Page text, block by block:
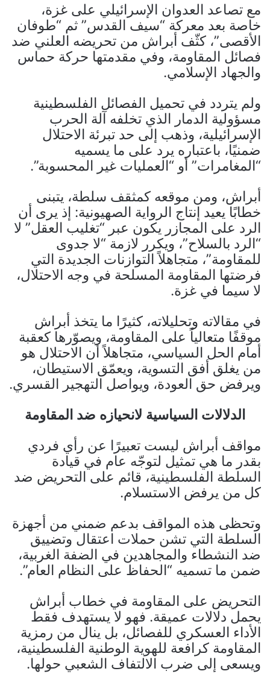
مع تصاعد العدوان الإسرائيلي على غزة،
خاصة بعد معركة “سيف القدس” ثم “طوفان
الأقصى”، كثّف أبراش من تحريضه العلني ضد
فصائل المقاومة، وفي مقدمتها حركة حماس
والجهاد الإسلامي.
ولم يتردد في تحميل الفصائل الفلسطينية
مسؤولية الدمار الذي تخلفه آلة الحرب
الإسرائيلية، وذهب إلى حد تبرئة الاحتلال
ضمنيًا، باعتباره يرد على ما يسميه
“المغامرات” أو “العمليات غير المحسوبة”.
أبراش، ومن موقعه كمثقف سلطة، يتبنى
خطابًا يعيد إنتاج الرواية الصهيونية: إذ يرى أن
الرد على المجازر يكون عبر “تغليب العقل” لا
“الرد بالسلاح”، ويكرر لازمة “لا جدوى
للمقاومة”، متجاهلاً التوازنات الجديدة التي
فرضتها المقاومة المسلحة في وجه الاحتلال،
لا سيما في غزة.
في مقالاته وتحليلاته، كثيرًا ما يتخذ أبراش
موقفًا متعالياً على المقاومة، ويصوّرها كعقبة
أمام الحل السياسي، متجاهلاً أن الاحتلال هو
من يغلق أفق التسوية، ويعمّق الاستيطان،
ويرفض حق العودة، ويواصل التهجير القسري.
الدلالات السياسية لانحيازه ضد المقاومة
مواقف أبراش ليست تعبيرًا عن رأي فردي
بقدر ما هي تمثيل لتوجّه عام في قيادة
السلطة الفلسطينية، قائم على التحريض ضد
كل من يرفض الاستسلام.
وتحظى هذه المواقف بدعم ضمني من أجهزة
السلطة التي تشن حملات اعتقال وتضييق
ضد النشطاء والمجاهدين في الضفة الغربية،
ضمن ما تسميه “الحفاظ على النظام العام”.
التحريض على المقاومة في خطاب أبراش
يحمل دلالات عميقة. فهو لا يستهدف فقط
الأداء العسكري للفصائل، بل ينال من رمزية
المقاومة كرافعة للهوية الوطنية الفلسطينية،
ويسعى إلى ضرب الالتفاف الشعبي حولها.